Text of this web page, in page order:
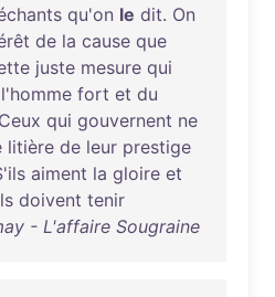
qu'on le dit. On
de la cause que
juste mesure qui
l'homme fort et du
Ceux qui gouvernent ne
litière de leur prestige
aiment la gloire et
doivent tenir
- L'affaire Sougraine